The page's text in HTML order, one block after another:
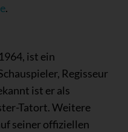
.
ist ein
Regisseur
ist er als
Tatort. Weitere
seiner offiziellen